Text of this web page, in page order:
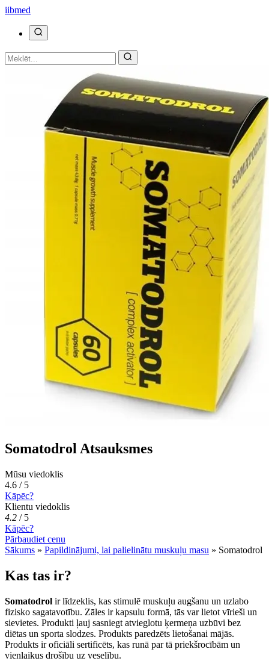
iibmed
Somatodrol Atsauksmes
Mūsu viedoklis
4.6 / 5
Kāpēc?
Klientu viedoklis
4.2 / 5
Kāpēc?
Pārbaudiet cenu
Sākums » Papildinājumi, lai palielinātu muskuļu masu » Somatodrol
Kas tas ir?
Somatodrol ir līdzeklis, kas stimulē muskuļu augšanu un uzlabo
fizisko sagatavotību. Zāles ir kapsulu formā, tās var lietot vīrieši un
sievietes. Produkti ļauj sasniegt atvieglotu ķermeņa uzbūvi bez
diētas un sporta slodzes. Produkts paredzēts lietošanai mājās.
Produkts ir oficiāli sertificēts, kas runā par tā priekšrocībām un
vienlaikus drošību uz veselību.